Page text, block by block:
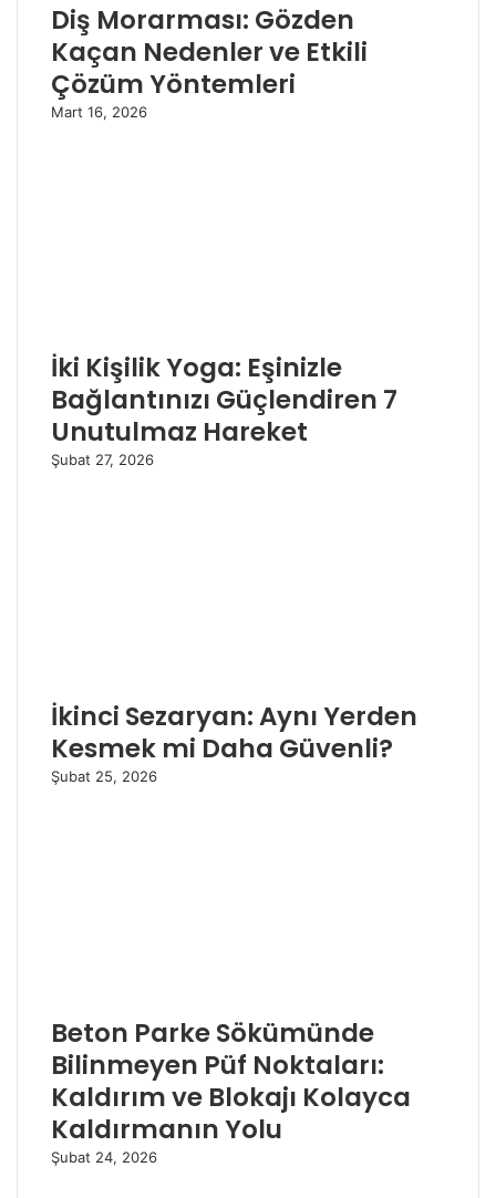
Diş Morarması: Gözden
Kaçan Nedenler ve Etkili
Çözüm Yöntemleri
Mart 16, 2026
İki Kişilik Yoga: Eşinizle
Bağlantınızı Güçlendiren 7
Unutulmaz Hareket
Şubat 27, 2026
İkinci Sezaryan: Aynı Yerden
Kesmek mi Daha Güvenli?
Şubat 25, 2026
Beton Parke Sökümünde
Bilinmeyen Püf Noktaları:
Kaldırım ve Blokajı Kolayca
Kaldırmanın Yolu
Şubat 24, 2026